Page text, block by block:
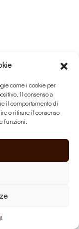
come i cookie per
Il consenso a
il comportamento di
o ritirare il consenso
funzioni.